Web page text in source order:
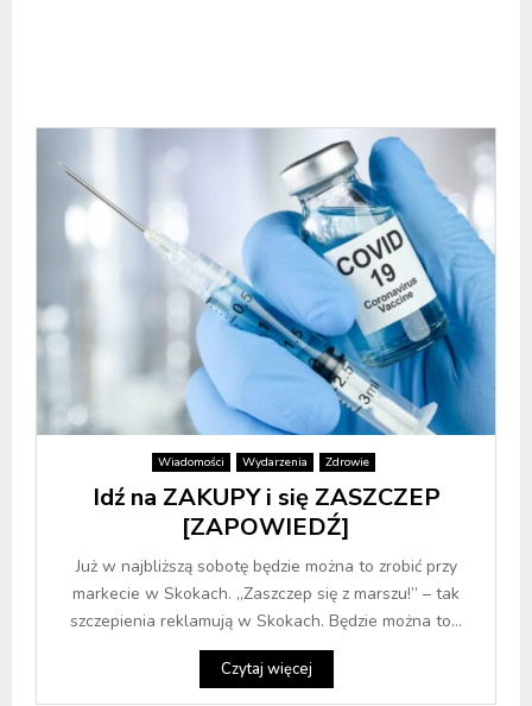
Wiadomości Wydarzenia Zdrowie
Idź na ZAKUPY i się ZASZCZEP
[ZAPOWIEDŹ]
Już w najbliższą sobotę będzie można to zrobić przy
markecie w Skokach. „Zaszczep się z marszu!” – tak
szczepienia reklamują w Skokach. Będzie można to...
Czytaj więcej